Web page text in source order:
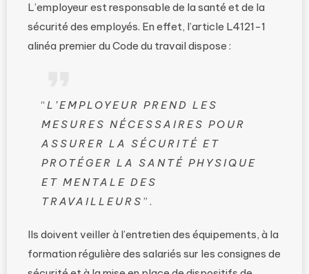
L’employeur est responsable de la santé et de la
sécurité des employés. En effet, l’article L4121-1
alinéa premier du Code du travail dispose :
“ L’EMPLOYEUR PREND LES
MESURES NÉCESSAIRES POUR
ASSURER LA SÉCURITÉ ET
PROTÉGER LA SANTÉ PHYSIQUE
ET MENTALE DES
TRAVAILLEURS ”.
Ils doivent veiller à l’entretien des équipements, à la
formation régulière des salariés sur les consignes de